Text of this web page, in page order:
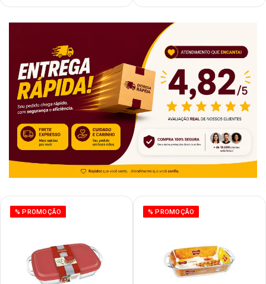
% PROMOÇÃO % PROMOÇÃO